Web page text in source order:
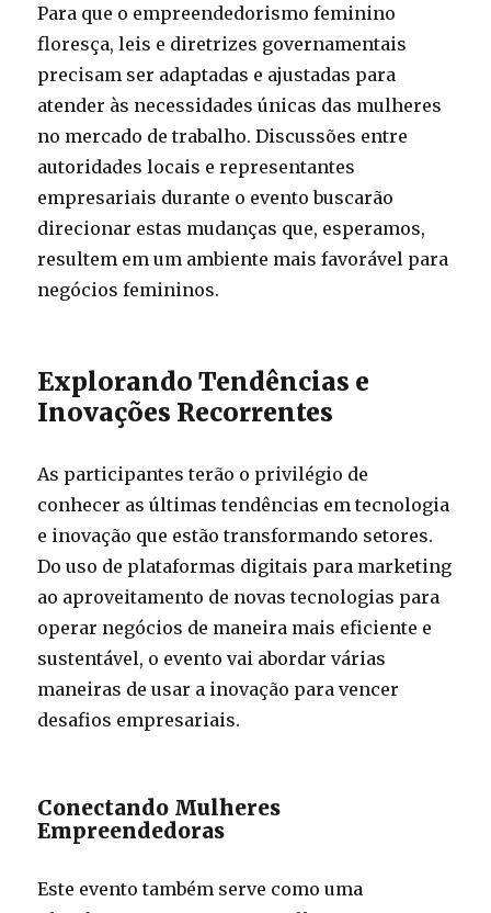
Para que o empreendedorismo feminino
floresça, leis e diretrizes governamentais
precisam ser adaptadas e ajustadas para
atender às necessidades únicas das mulheres
no mercado de trabalho. Discussões entre
autoridades locais e representantes
empresariais durante o evento buscarão
direcionar estas mudanças que, esperamos,
resultem em um ambiente mais favorável para
negócios femininos.
Explorando Tendências e
Inovações Recorrentes
As participantes terão o privilégio de
conhecer as últimas tendências em tecnologia
e inovação que estão transformando setores.
Do uso de plataformas digitais para marketing
ao aproveitamento de novas tecnologias para
operar negócios de maneira mais eficiente e
sustentável, o evento vai abordar várias
maneiras de usar a inovação para vencer
desafios empresariais.
Conectando Mulheres
Empreendedoras
Este evento também serve como uma